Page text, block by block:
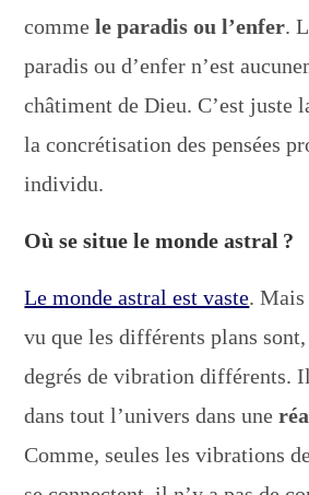
comme le paradis ou l’enfer.
paradis ou d’enfer n’est
châtiment de Dieu. C’est juste
la concrétisation des pensées
individu.
Où se situe le monde astral ?
Le monde astral est vaste. Mais
vu que les différents plans
degrés de vibration différents.
dans tout l’univers dans une
Comme, seules les vibrations